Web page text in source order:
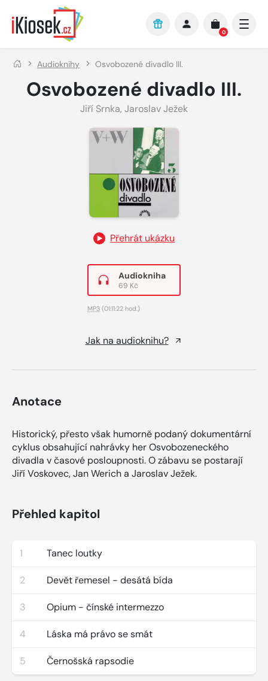
Přejít na hlavní obsah
0
Audioknihy Osvobozené divadlo III.
Osvobozené divadlo III.
Jiří Srnka, Jaroslav Ježek
Přehrát ukázku
Audiokniha
69 Kč
MP3 (01:11:22 hod.)
Jak na audioknihu?
Anotace
Historický, přesto však humorně podaný dokumentární
cyklus obsahující nahrávky her Osvobozeneckého
divadla v časové posloupnosti. O zábavu se postarají
Jiří Voskovec, Jan Werich a Jaroslav Ježek.
Přehled kapitol
1 Tanec loutky
2 Devět řemesel - desátá bída
3 Opium - čínské intermezzo
4 Láska má právo se smát
5 Černošská rapsodie